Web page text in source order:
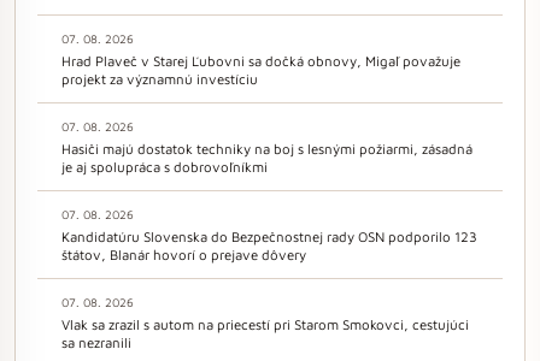
07. 08. 2026
Hrad Plaveč v Starej Ľubovni sa dočká obnovy, Migaľ považuje
projekt za významnú investíciu
07. 08. 2026
Hasiči majú dostatok techniky na boj s lesnými požiarmi, zásadná
je aj spolupráca s dobrovoľníkmi
07. 08. 2026
Kandidatúru Slovenska do Bezpečnostnej rady OSN podporilo 123
štátov, Blanár hovorí o prejave dôvery
07. 08. 2026
Vlak sa zrazil s autom na priecestí pri Starom Smokovci, cestujúci
sa nezranili